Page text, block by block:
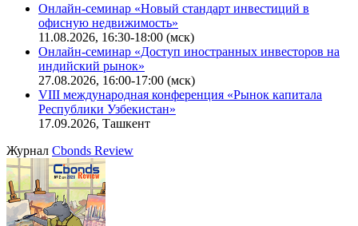
Онлайн-семинар «Новый стандарт инвестиций в
офисную недвижимость»
11.08.2026, 16:30-18:00 (мск)
Онлайн-семинар «Доступ иностранных инвесторов на
индийский рынок»
27.08.2026, 16:00-17:00 (мск)
VIII международная конференция «Рынок капитала
Республики Узбекистан»
17.09.2026, Ташкент
Журнал Cbonds Review